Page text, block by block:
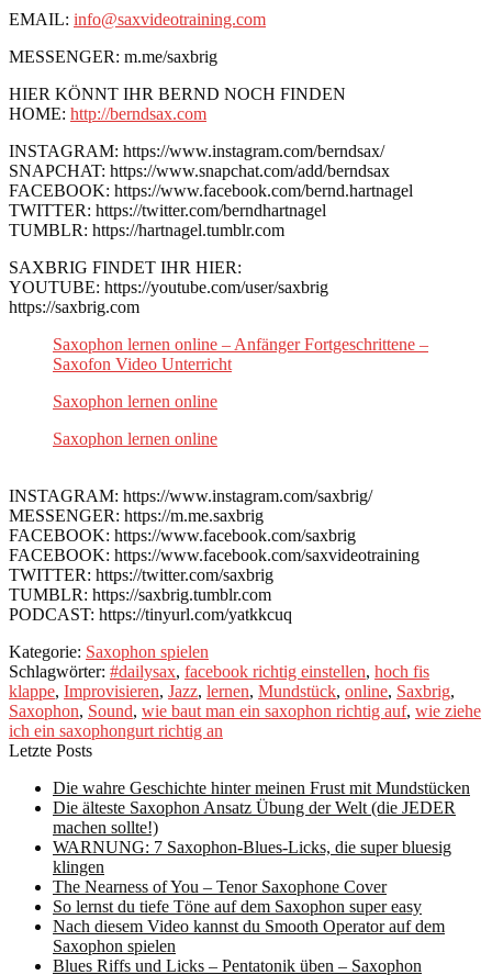
EMAIL: info@saxvideotraining.com
MESSENGER: m.me/saxbrig
HIER KÖNNT IHR BERND NOCH FINDEN
HOME: http://berndsax.com
INSTAGRAM: https://www.instagram.com/berndsax/
SNAPCHAT: https://www.snapchat.com/add/berndsax
FACEBOOK: https://www.facebook.com/bernd.hartnagel
TWITTER: https://twitter.com/berndhartnagel
TUMBLR: https://hartnagel.tumblr.com
SAXBRIG FINDET IHR HIER:
YOUTUBE: https://youtube.com/user/saxbrig
https://saxbrig.com
Saxophon lernen online – Anfänger Fortgeschrittene –
Saxofon Video Unterricht
Saxophon lernen online
Saxophon lernen online
INSTAGRAM: https://www.instagram.com/saxbrig/
MESSENGER: https://m.me.saxbrig
FACEBOOK: https://www.facebook.com/saxbrig
FACEBOOK: https://www.facebook.com/saxvideotraining
TWITTER: https://twitter.com/saxbrig
TUMBLR: https://saxbrig.tumblr.com
PODCAST: https://tinyurl.com/yatkkcuq
Kategorie: Saxophon spielen
Schlagwörter: #dailysax, facebook richtig einstellen, hoch fis
klappe, Improvisieren, Jazz, lernen, Mundstück, online, Saxbrig,
Saxophon, Sound, wie baut man ein saxophon richtig auf, wie ziehe
ich ein saxophongurt richtig an
Letzte Posts
Die wahre Geschichte hinter meinen Frust mit Mundstücken
Die älteste Saxophon Ansatz Übung der Welt (die JEDER
machen sollte!)
WARNUNG: 7 Saxophon-Blues-Licks, die super bluesig
klingen
The Nearness of You – Tenor Saxophone Cover
So lernst du tiefe Töne auf dem Saxophon super easy
Nach diesem Video kannst du Smooth Operator auf dem
Saxophon spielen
Blues Riffs und Licks – Pentatonik üben – Saxophon